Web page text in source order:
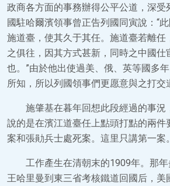
政商各方面的事務辦得公平公道，深受
國駐哈爾濱領事曾正告列國同寅說：“
施道臺，使其久于其任。施道臺若離任
之俱往，因其方式甚新，同時之中國仕
也。”由於他出使過美、俄、英等國多
所知，所以列國領事們更愿意與之打交
施肇基在暮年回想此段經過的事況
說的是在濱江道臺任上點頭打點的兩件
案和張勛兵士處死案。這里只講第一案。
工作產生在清朝末的1909年。那
王哈里曼到東三省考核鐵道回國后，美